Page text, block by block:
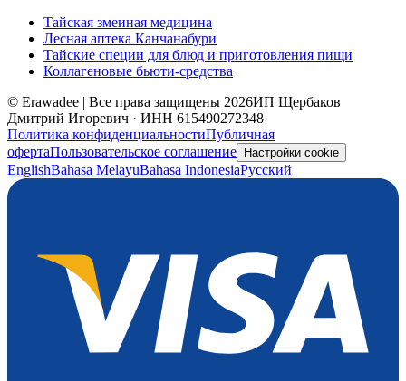
Тайская змеиная медицина
Лесная аптека Канчанабури
Тайские специи для блюд и приготовления пищи
Коллагеновые бьюти-средства
© Erawadee | Все права защищены 2026ИП Щербаков
Дмитрий Игоревич · ИНН 615490272348
Политика конфиденциальностиПубличная
офертаПользовательское соглашение Настройки cookie
EnglishBahasa MelayuBahasa IndonesiaРусский